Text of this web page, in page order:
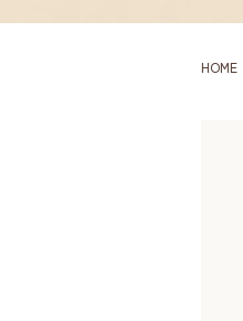
HOME